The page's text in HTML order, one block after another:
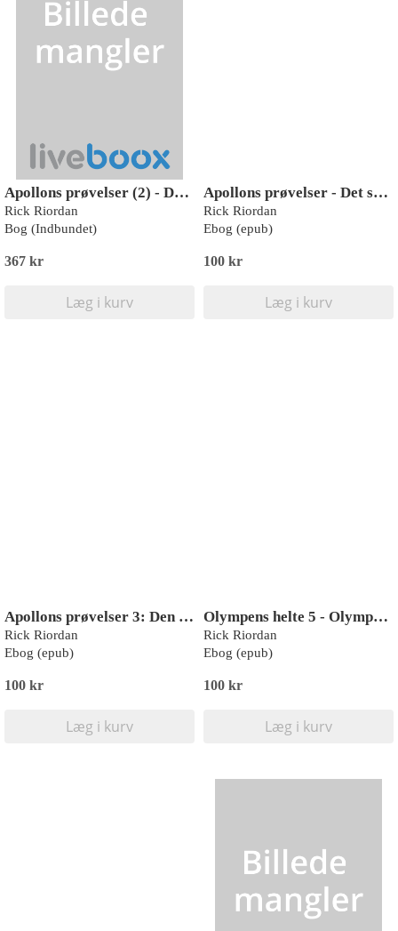
Apollons prøvelser (2) - Den dunkle profeti
Rick Riordan
Bog (Indbundet)
367 kr
Læg i kurv
Apollons prøvelser - Det skjulte orakel
Rick Riordan
Ebog (epub)
100 kr
Læg i kurv
Apollons prøvelser 3: Den brændende labyrint
Rick Riordan
Ebog (epub)
100 kr
Læg i kurv
Olympens helte 5 - Olympens blod
Rick Riordan
Ebog (epub)
100 kr
Læg i kurv